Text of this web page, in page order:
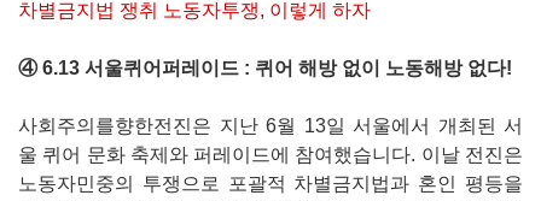
차별금지법 쟁취 노동자투쟁, 이렇게 하자
④ 6.13 서울퀴어퍼레이드 : 퀴어 해방 없이 노동해방 없다!
사회주의를향한전진은 지난 6월 13일 서울에서 개최된 서
울 퀴어 문화 축제와 퍼레이드에 참여했습니다. 이날 전진은
노동자민중의 투쟁으로 포괄적 차별금지법과 혼인 평등을